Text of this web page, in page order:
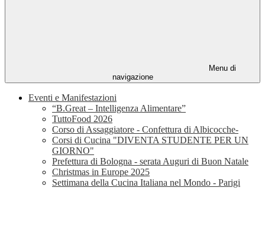
Menu di
navigazione
Eventi e Manifestazioni
“B.Great – Intelligenza Alimentare”
TuttoFood 2026
Corso di Assaggiatore - Confettura di Albicocche-
Corsi di Cucina "DIVENTA STUDENTE PER UN
GIORNO"
Prefettura di Bologna - serata Auguri di Buon Natale
Christmas in Europe 2025
Settimana della Cucina Italiana nel Mondo - Parigi